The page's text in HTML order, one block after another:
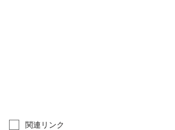
関連リンク